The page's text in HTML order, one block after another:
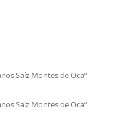
Saíz Montes de Oca”
Saíz Montes de Oca”